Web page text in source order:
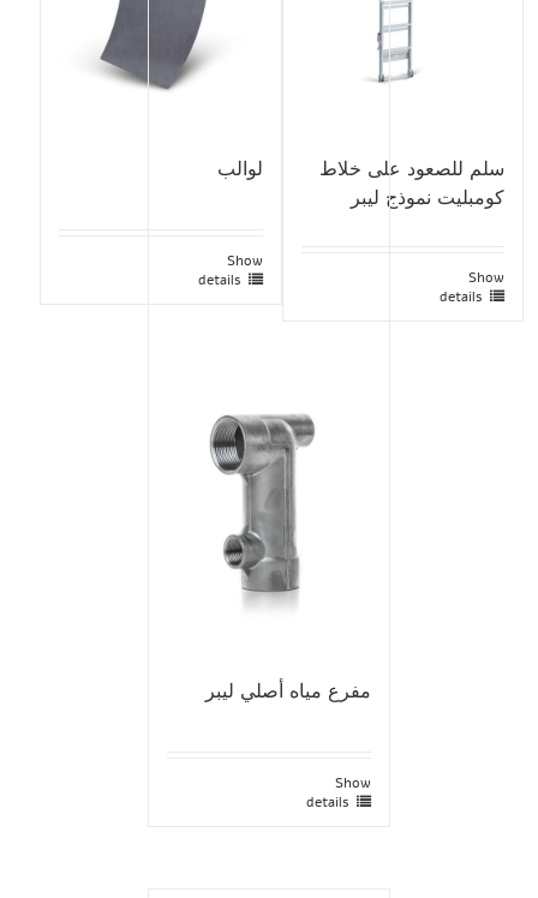
سلم للصعود على خلاط
كومبليت نموذج ليبر
Show
details
لوالب
Show
details
مفرع مياه أصلي ليبر
Show
details